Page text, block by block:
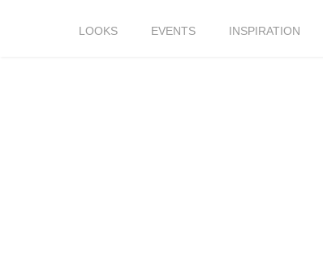
LOOKS EVENTS INSPIRATION